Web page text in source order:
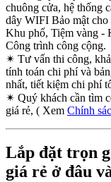
chuông cửa, hệ thống
dây WIFI Bảo mật cho
Khu phố, Tiệm vàng -
Công trình công cộng.
✴ Tư vấn thi công,
tính toán chi phí và
nhất, tiết kiệm chi phí
✴ Quý khách cần tìm
giá rẻ, ( Xem Chính
Lắp đặt trọn
giá rẻ ở đâu